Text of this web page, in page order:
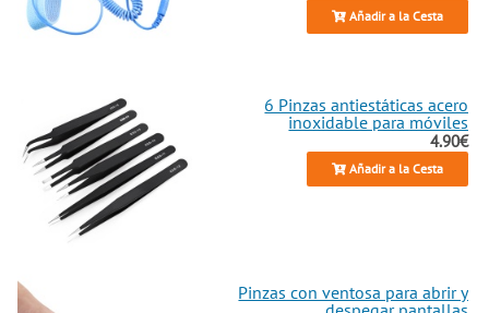
Añadir a la Cesta
6 Pinzas antiestáticas acero
inoxidable para móviles
4.90€
Añadir a la Cesta
Pinzas con ventosa para abrir y